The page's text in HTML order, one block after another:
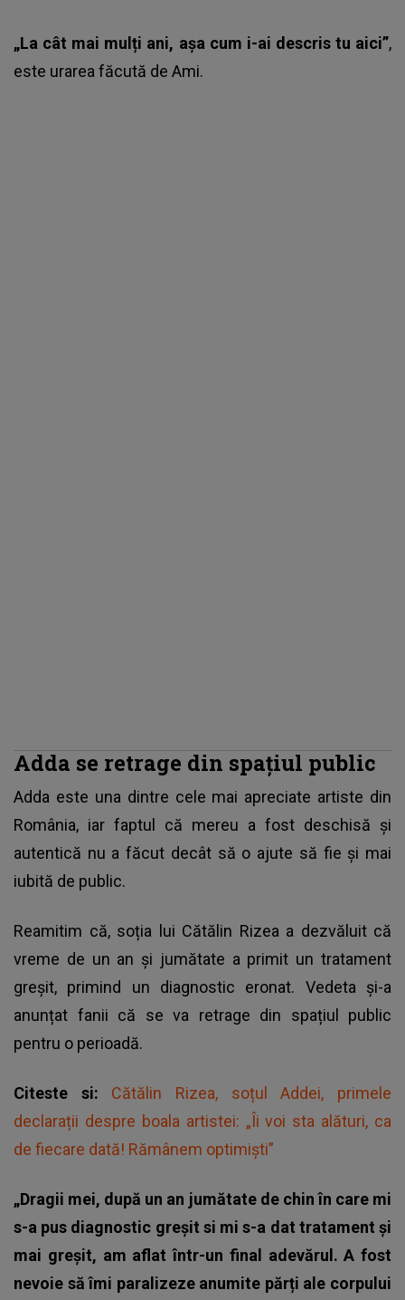
„La cât mai mulți ani, așa cum i-ai descris tu aici”,
este urarea făcută de Ami.
Adda se retrage din spațiul public
Adda este una dintre cele mai apreciate artiste din
România, iar faptul că mereu a fost deschisă și
autentică nu a făcut decât să o ajute să fie și mai
iubită de public.
Reamitim că, soția lui Cătălin Rizea a dezvăluit că
vreme de un an și jumătate a primit un tratament
greșit, primind un diagnostic eronat. Vedeta și-a
anunțat fanii că se va retrage din spațiul public
pentru o perioadă.
Citeste si: Cătălin Rizea, soțul Addei, primele
declarații despre boala artistei: „Îi voi sta alături, ca
de fiecare dată! Rămânem optimiști”
„Dragii mei, după un an jumătate de chin în care mi
s-a pus diagnostic greșit si mi s-a dat tratament și
mai greșit, am aflat într-un final adevărul. A fost
nevoie să îmi paralizeze anumite părți ale corpului